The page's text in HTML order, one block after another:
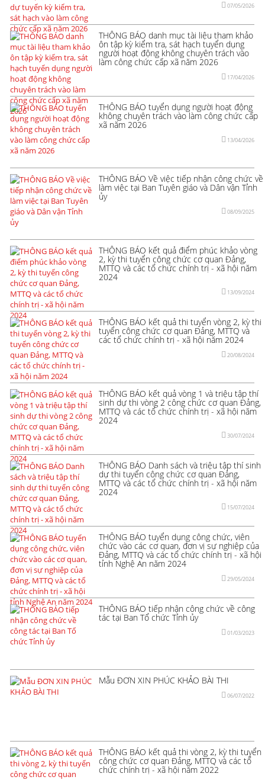
07/05/2026
THÔNG BÁO danh mục tài liệu tham khảo
ôn tập kỳ kiểm tra, sát hạch tuyển dụng
người hoạt động không chuyên trách vào
làm công chức cấp xã năm 2026
17/04/2026
THÔNG BÁO tuyển dụng người hoạt động
không chuyên trách vào làm công chức cấp
xã năm 2026
13/04/2026
THÔNG BÁO Về việc tiếp nhận công chức về
làm việc tại Ban Tuyên giáo và Dân vận Tỉnh
ủy
08/09/2025
THÔNG BÁO kết quả điểm phúc khảo vòng
2, kỳ thi tuyển công chức cơ quan Đảng,
MTTQ và các tổ chức chính trị - xã hội năm
2024
13/09/2024
THÔNG BÁO kết quả thi tuyển vòng 2, kỳ thi
tuyển công chức cơ quan Đảng, MTTQ và
các tổ chức chính trị - xã hội năm 2024
20/08/2024
THÔNG BÁO kết quả vòng 1 và triệu tập thí
sinh dự thi vòng 2 công chức cơ quan Đảng,
MTTQ và các tổ chức chính trị - xã hội năm
2024
30/07/2024
THÔNG BÁO Danh sách và triệu tập thí sinh
dự thi tuyển công chức cơ quan Đảng,
MTTQ và các tổ chức chính trị - xã hội năm
2024
15/07/2024
THÔNG BÁO tuyển dụng công chức, viên
chức vào các cơ quan, đơn vị sự nghiệp của
Đảng, MTTQ và các tổ chức chính trị - xã hội
tỉnh Nghệ An năm 2024
29/05/2024
THÔNG BÁO tiếp nhận công chức về công
tác tại Ban Tổ chức Tỉnh ủy
01/03/2023
Mẫu ĐƠN XIN PHÚC KHẢO BÀI THI
06/07/2022
THÔNG BÁO kết quả thi vòng 2, kỳ thi tuyển
công chức cơ quan Đảng, MTTQ và các tổ
chức chính trị - xã hội năm 2022